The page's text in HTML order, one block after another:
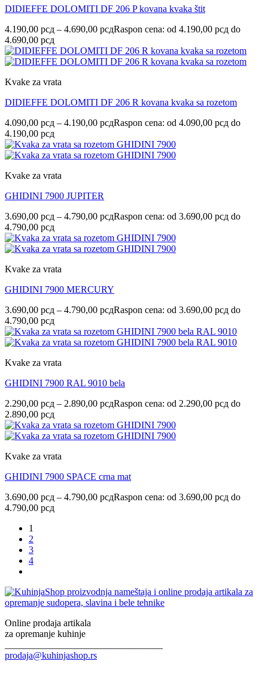
DIDIEFFE DOLOMITI DF 206 P kovana kvaka štit
4.190,00 рсд – 4.690,00 рсдRaspon cena: od 4.190,00 рсд do
4.690,00 рсд
Kvake za vrata
DIDIEFFE DOLOMITI DF 206 R kovana kvaka sa rozetom
4.090,00 рсд – 4.190,00 рсдRaspon cena: od 4.090,00 рсд do
4.190,00 рсд
Kvake za vrata
GHIDINI 7900 JUPITER
3.690,00 рсд – 4.790,00 рсдRaspon cena: od 3.690,00 рсд do
4.790,00 рсд
Kvake za vrata
GHIDINI 7900 MERCURY
3.690,00 рсд – 4.790,00 рсдRaspon cena: od 3.690,00 рсд do
4.790,00 рсд
Kvake za vrata
GHIDINI 7900 RAL 9010 bela
2.290,00 рсд – 2.890,00 рсдRaspon cena: od 2.290,00 рсд do
2.890,00 рсд
Kvake za vrata
GHIDINI 7900 SPACE crna mat
3.690,00 рсд – 4.790,00 рсдRaspon cena: od 3.690,00 рсд do
4.790,00 рсд
1
2
3
4
Online prodaja artikala
za opremanje kuhinje
prodaja@kuhinjashop.rs